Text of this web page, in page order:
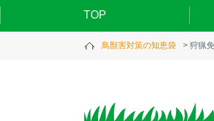
TOP
鳥獣害対策の知恵袋 狩猟